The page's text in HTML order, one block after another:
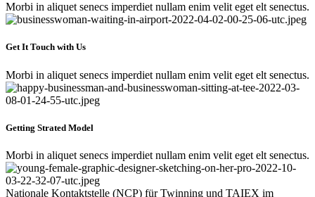
Morbi in aliquet senecs imperdiet nullam enim velit eget elt senectus.
Get It Touch with Us
Morbi in aliquet senecs imperdiet nullam enim velit eget elt senectus.
Getting Strated Model
Morbi in aliquet senecs imperdiet nullam enim velit eget elt senectus.
Nationale Kontaktstelle (NCP) für Twinning und TAIEX im